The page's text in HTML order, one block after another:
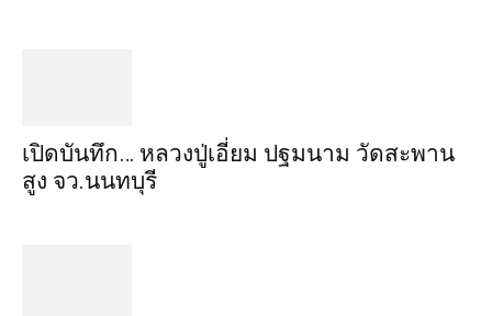
เปิดบันทึก… หลวงปู่เอี่ยม ​ปฐม​นาม​ วัดสะพาน
สูง​ จว.นนทบุรี